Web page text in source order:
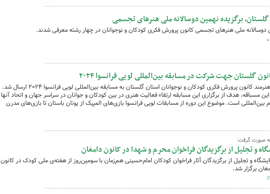
دوسالانه ملی هنرهای تجسمی کانون پرورش فکری کودکان و نوجوانان در چهار رشته معرفی شدند.
گلستان جهت شرکت در مسابقه بین‌المللی لویی فرانسوا ۲۰۲۴
۱۲ اثر از اعضای هنرمند کانون پرورش فکری کودکان و نوجوانان استان گلستان به مسابقه بین‌المللی لویی فرانسوا ۲۰۲۴ ارسال شد.
مسباقه، هدف از برگزاری این مسابقه ارتقاء فعالیت هنری در بین کودکان و جوانان در سراسر جهان و اتحاد آنها
بین‌المللی است. موضوع این دوره از مسابقات لویی فرانسوا بازی‌های المپیک از یونان باستان تا بازی‌های مدرن
صورت گرفت:
و تجلیل از برگزیدگان فراخوان محرم و شهدا در کانون دامغان
و تجلیل از برگزیدگان آثار فراخوان کودکان امام‌حسینی هم‌زمان با سومین‌روز از هفته‌ی ملی کودک در کانون
برگزار شد.